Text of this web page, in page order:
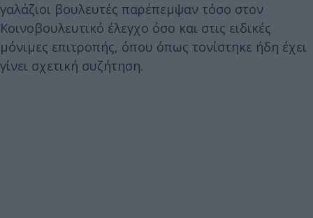
γαλάζιοι βουλευτές παρέπεμψαν τόσο στον
Κοινοβουλευτικό έλεγχο όσο και στις ειδικές
μόνιμες επιτροπής, όπου όπως τονίστηκε ήδη έχει
γίνει σχετική συζήτηση.